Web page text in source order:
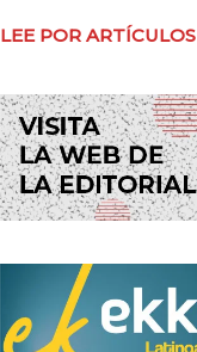
LEE POR ARTÍCULOS